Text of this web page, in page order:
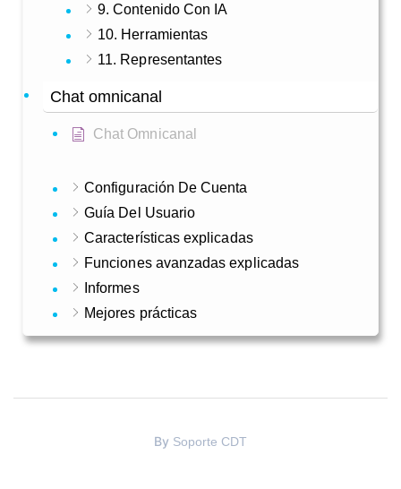
9. Contenido Con IA
10. Herramientas
11. Representantes
Chat omnicanal
Chat Omnicanal
Configuración De Cuenta
Guía Del Usuario
Características explicadas
Funciones avanzadas explicadas
Informes
Mejores prácticas
By Soporte CDT